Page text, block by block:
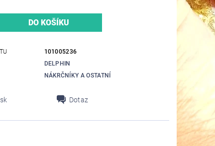
101005236
DELPHIN
NÁKRČNÍKY A OSTATNÍ
Dotaz